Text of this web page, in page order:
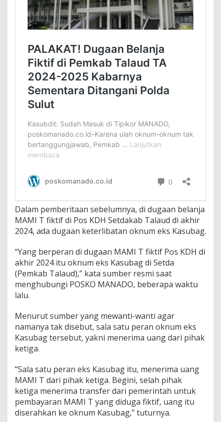
Dalam pemberitaan sebelumnya, di dugaan belanja
MAMI T fiktif di Pos KDH Setdakab Talaud di akhir
2024, ada dugaan keterlibatan oknum eks Kasubag.
“Yang berperan di dugaan MAMI T fiktif Pos KDH di
akhir 2024 itu oknum eks Kasubag di Setda
(Pemkab Talaud),” kata sumber resmi saat
menghubungi POSKO MANADO, beberapa waktu
lalu.
Menurut sumber yang mewanti-wanti agar
namanya tak disebut, sala satu peran oknum eks
Kasubag tersebut, yakni menerima uang dari pihak
ketiga.
“Sala satu peran eks Kasubag itu, menerima uang
MAMI T dari pihak ketiga. Begini, selah pihak
ketiga menerima transfer dari pemerintah untuk
pembayaran MAMI T yang diduga fiktif, uang itu
diserahkan ke oknum Kasubag,” tuturnya.